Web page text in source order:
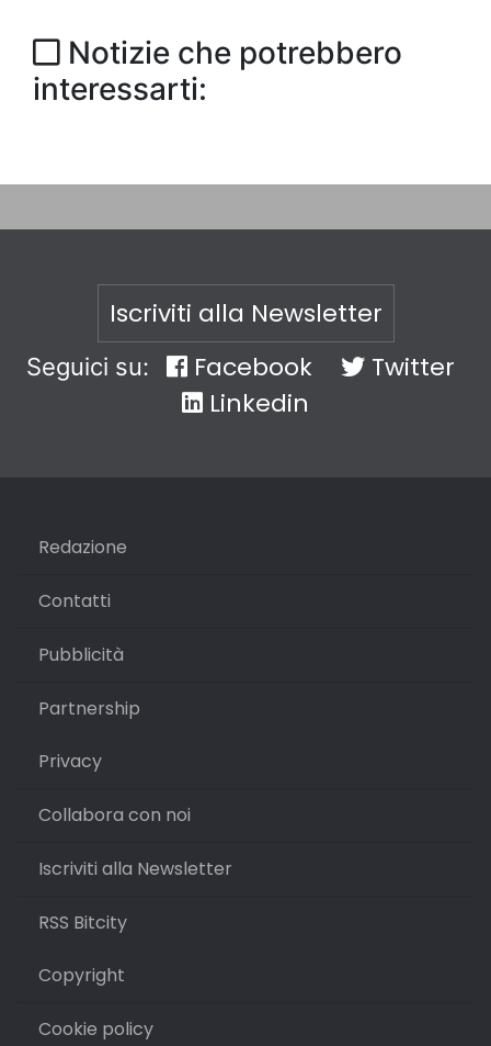
Notizie che potrebbero
interessarti:
Iscriviti alla Newsletter
Seguici su: Facebook
Twitter
Linkedin
Redazione
Contatti
Pubblicità
Partnership
Privacy
Collabora con noi
Iscriviti alla Newsletter
RSS Bitcity
Copyright
Cookie policy